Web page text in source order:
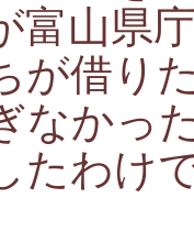
富山県
が借り
なかっ
たわけ